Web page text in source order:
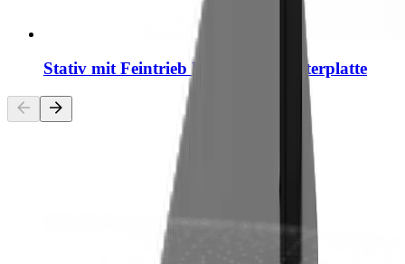
Stativ mit Feintrieb Premium Adapterplatte